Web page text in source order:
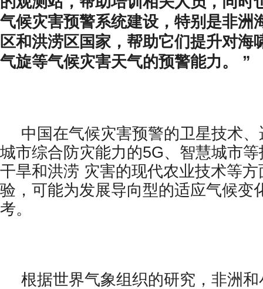
气候灾害预警系统建设，特别是非洲
区和洪涝区国家，帮助它们提升对海
气旋等气候灾害天气的预警能力。 ”
中国在气候灾害预警的卫星技术
城市综合防灾能力的5G、智慧城市
干旱和洪涝 灾害的现代农业技术等
验，可能为发展导向型的适应气候变
考。
根据世界气象组织的研究，非洲